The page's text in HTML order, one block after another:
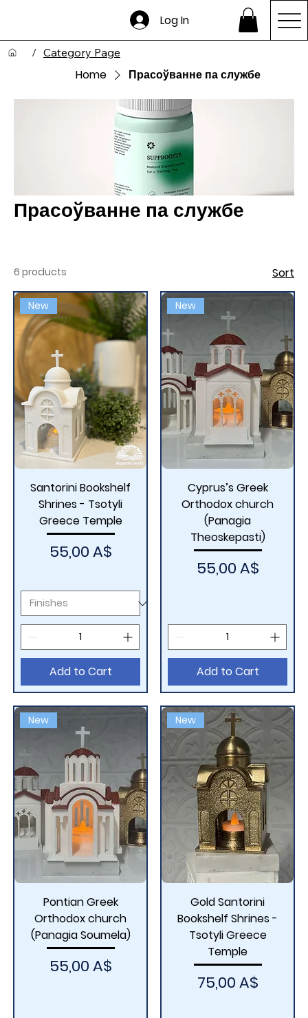
Log In
/ Category Page
Home Прасоўванне па службе
Прасоўванне па службе
6 products Sort
New
Santorini Bookshelf
Shrines - Tsotyli
Greece Temple
Price
55,00 A$
Add to Cart
New
Cyprus’s Greek
Orthodox church
(Panagia
Theoskepasti)
Price
55,00 A$
Add to Cart
New
Pontian Greek
Orthodox church
(Panagia Soumela)
Price
55,00 A$
New
Gold Santorini
Bookshelf Shrines -
Tsotyli Greece
Temple
Price
75,00 A$